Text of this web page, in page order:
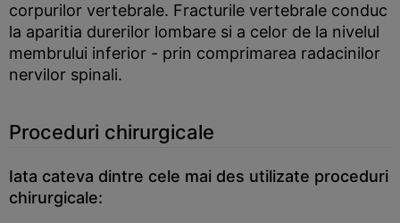
corpurilor vertebrale. Fracturile vertebrale conduc
la aparitia durerilor lombare si a celor de la nivelul
membrului inferior - prin comprimarea radacinilor
nervilor spinali.
Proceduri chirurgicale
Iata cateva dintre cele mai des utilizate proceduri
chirurgicale: